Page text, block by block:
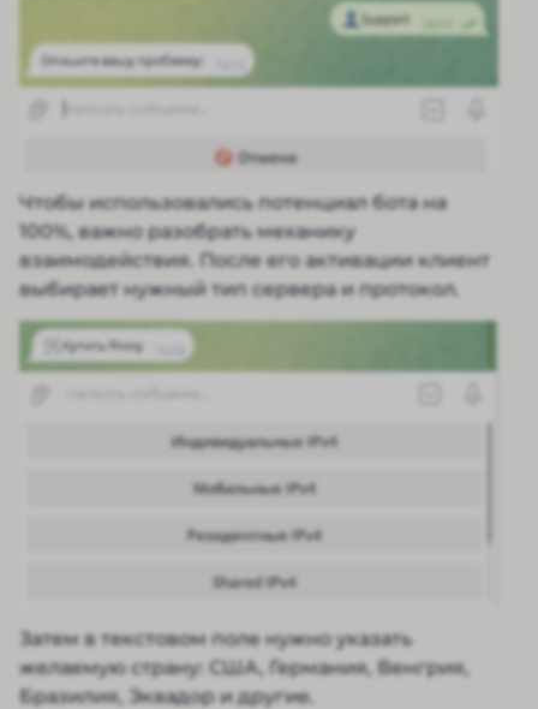
Чтобы использовались потенциал бота на
100%, важно разобрать механику
взаимодействия. После его активации клиент
выбирает нужный тип сервера и протокол.
Затем в текстовом поле нужно указать
желаемую страну: США, Германия, Венгрия,
Бразилия, Эквадор и другие.